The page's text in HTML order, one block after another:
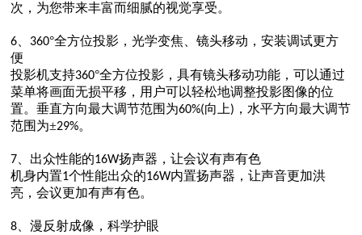
次，为您带来丰富而细腻的视觉享受。
6 360°全方位投影，光学变焦、镜头移动，安装调试更方
便
投影机支持360°全方位投影，具有镜头移动功能，可以通过
菜单将画面无损平移，用户可以轻松地调整投影图像的位
置。垂直方向最大调节范围为60%(向上) ，水平方向最大调节
范围为±29%。
7 、出众性能的16W扬声器，让会议有声有色
机身内置1个性能出众的16W内置扬声器，让声音更加洪
亮，会议更加有声有色。
8 、漫反射成像，科学护眼